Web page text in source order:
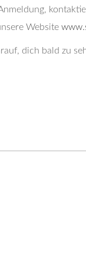
Website
dich bald zu